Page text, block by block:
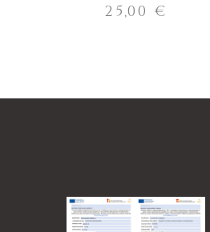
25,00 €